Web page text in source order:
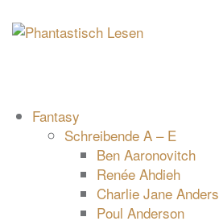
Fantasy
Schreibende A – E
Ben Aaronovitch
Renée Ahdieh
Charlie Jane Anders
Poul Anderson